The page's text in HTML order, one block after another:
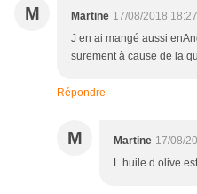
M Martine 17/08/2018 18:27
J en ai mangé aussi
surement à cause de la
Répondre
M Martine 17/08/
L huile d olive